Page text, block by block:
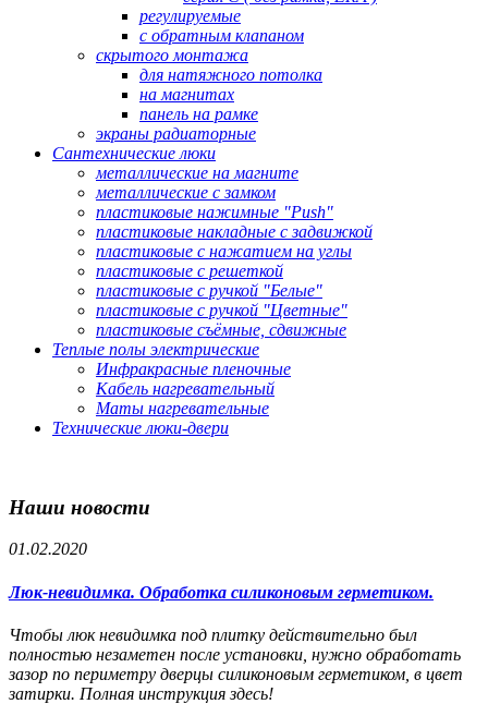
регулируемые
с обратным клапаном
скрытого монтажа
для натяжного потолка
на магнитах
панель на рамке
экраны радиаторные
Сантехнические люки
металлические на магните
металлические с замком
пластиковые нажимные "Push"
пластиковые накладные с задвижкой
пластиковые с нажатием на углы
пластиковые с решеткой
пластиковые с ручкой "Белые"
пластиковые с ручкой "Цветные"
пластиковые съёмные, сдвижные
Теплые полы электрические
Инфракрасные пленочные
Кабель нагревательный
Маты нагревательные
Технические люки-двери
Наши новости
01.02.2020
Люк-невидимка. Обработка силиконовым герметиком.
Чтобы люк невидимка под плитку действительно был
полностью незаметен после установки, нужно обработать
зазор по периметру дверцы силиконовым герметиком, в цвет
затирки. Полная инструкция здесь!